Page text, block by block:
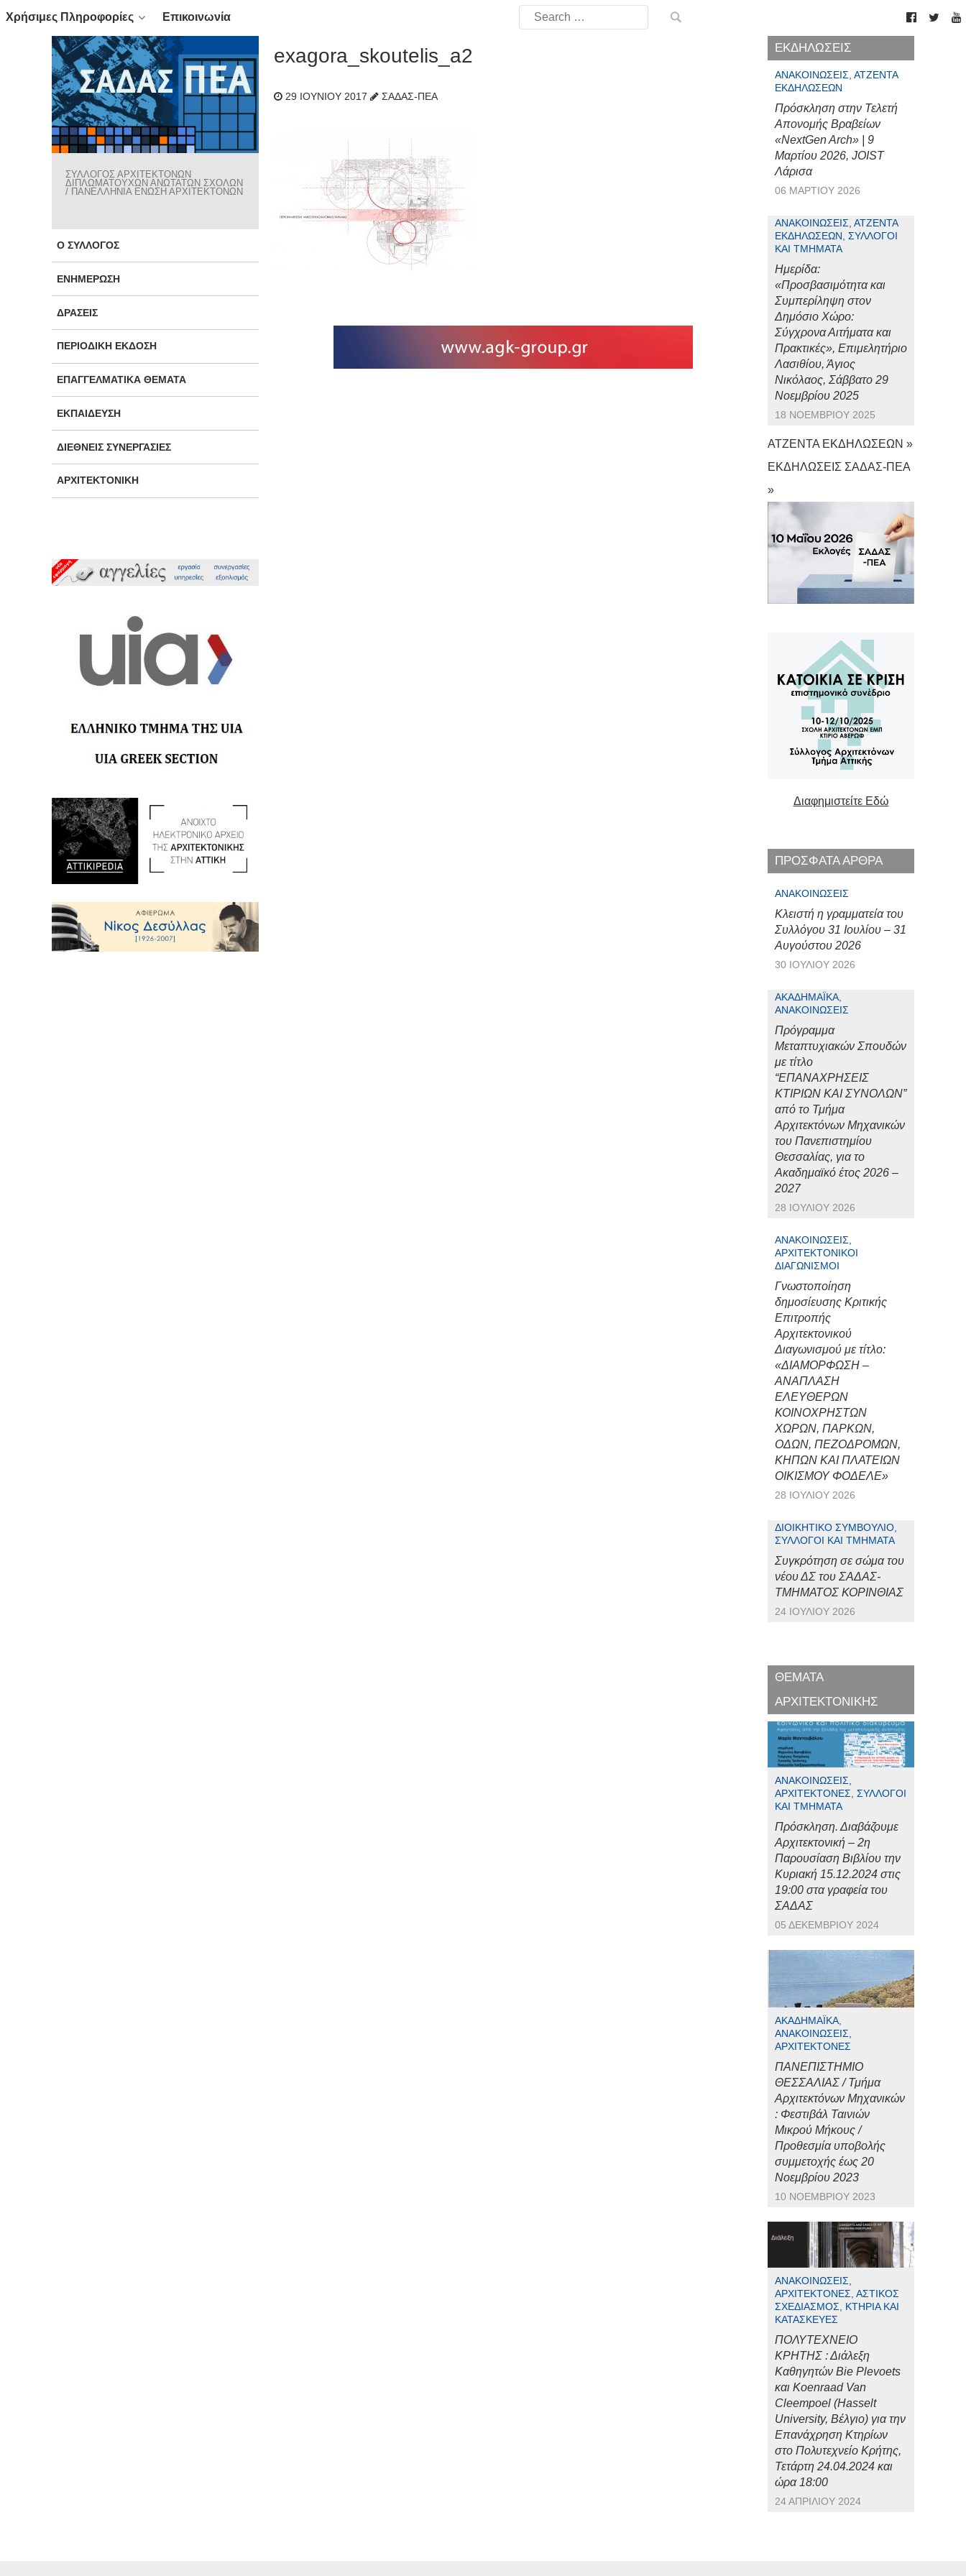
Χρήσιμες Πληροφορίες Επικοινωνία
Search
for:
ΣΥΛΛΟΓΟΣ ΑΡΧΙΤΕΚΤΟΝΩΝ
ΔΙΠΛΩΜΑΤΟΥΧΩΝ ΑΝΩΤΑΤΩΝ ΣΧΟΛΩΝ
/ ΠΑΝΕΛΛΗΝΙΑ ΕΝΩΣΗ ΑΡΧΙΤΕΚΤΟΝΩΝ
Ο ΣΎΛΛΟΓΟΣ
ΕΝΗΜΈΡΩΣΗ
ΔΡΆΣΕΙΣ
ΠΕΡΙΟΔΙΚΉ ΈΚΔΟΣΗ
ΕΠΑΓΓΕΛΜΑΤΙΚΆ ΘΈΜΑΤΑ
ΕΚΠΑΊΔΕΥΣΗ
ΔΙΕΘΝΕΊΣ ΣΥΝΕΡΓΑΣΊΕΣ
ΑΡΧΙΤΕΚΤΟΝΙΚΉ
exagora_skoutelis_a2
29 ΙΟΥΝΊΟΥ 2017 ΣΑΔΑΣ-ΠΕΑ
ΕΚΔΗΛΩΣΕΙΣ
ΑΝΑΚΟΙΝΏΣΕΙΣ, ΑΤΖΈΝΤΑ
ΕΚΔΗΛΏΣΕΩΝ
Πρόσκληση στην Τελετή
Απονομής Βραβείων
«NextGen Arch» | 9
Μαρτίου 2026, JOIST
Λάρισα
06 ΜΑΡΤΊΟΥ 2026
ΑΝΑΚΟΙΝΏΣΕΙΣ, ΑΤΖΈΝΤΑ
ΕΚΔΗΛΏΣΕΩΝ, ΣΎΛΛΟΓΟΙ
ΚΑΙ ΤΜΉΜΑΤΑ
Ημερίδα:
«Προσβασιμότητα και
Συμπερίληψη στον
Δημόσιο Χώρο:
Σύγχρονα Αιτήματα και
Πρακτικές», Επιμελητήριο
Λασιθίου, Άγιος
Νικόλαος, Σάββατο 29
Νοεμβρίου 2025
18 ΝΟΕΜΒΡΊΟΥ 2025
ΑΤΖΕΝΤΑ ΕΚΔΗΛΩΣΕΩΝ »
ΕΚΔΗΛΩΣΕΙΣ ΣΑΔΑΣ-ΠΕΑ
»
Διαφημιστείτε Εδώ
ΠΡΟΣΦΑΤΑ ΑΡΘΡΑ
ΑΝΑΚΟΙΝΏΣΕΙΣ
Κλειστή η γραμματεία του
Συλλόγου 31 Ιουλίου – 31
Αυγούστου 2026
30 ΙΟΥΛΊΟΥ 2026
ΑΚΑΔΗΜΑΪΚΆ,
ΑΝΑΚΟΙΝΏΣΕΙΣ
Πρόγραμμα
Μεταπτυχιακών Σπουδών
με τίτλο
“ΕΠΑΝΑΧΡΗΣΕΙΣ
ΚΤΙΡΙΩΝ ΚΑΙ ΣΥΝΟΛΩΝ”
από το Τμήμα
Αρχιτεκτόνων Μηχανικών
του Πανεπιστημίου
Θεσσαλίας, για το
Ακαδημαϊκό έτος 2026 –
2027
28 ΙΟΥΛΊΟΥ 2026
ΑΝΑΚΟΙΝΏΣΕΙΣ,
ΑΡΧΙΤΕΚΤΟΝΙΚΟΊ
ΔΙΑΓΩΝΙΣΜΟΊ
Γνωστοποίηση
δημοσίευσης Κριτικής
Επιτροπής
Αρχιτεκτονικού
Διαγωνισμού με τίτλο:
«ΔΙΑΜΟΡΦΩΣΗ –
ΑΝΑΠΛΑΣΗ
ΕΛΕΥΘΕΡΩΝ
ΚΟΙΝΟΧΡΗΣΤΩΝ
ΧΩΡΩΝ, ΠΑΡΚΩΝ,
ΟΔΩΝ, ΠΕΖΟΔΡΟΜΩΝ,
ΚΗΠΩΝ ΚΑΙ ΠΛΑΤΕΙΩΝ
ΟΙΚΙΣΜΟΥ ΦΟΔΕΛΕ»
28 ΙΟΥΛΊΟΥ 2026
ΔΙΟΙΚΗΤΙΚΌ ΣΥΜΒΟΎΛΙΟ,
ΣΎΛΛΟΓΟΙ ΚΑΙ ΤΜΉΜΑΤΑ
Συγκρότηση σε σώμα του
νέου ΔΣ του ΣΑΔΑΣ-
ΤΜΗΜΑΤΟΣ ΚΟΡΙΝΘΙΑΣ
24 ΙΟΥΛΊΟΥ 2026
ΘΕΜΑΤΑ
ΑΡΧΙΤΕΚΤΟΝΙΚΗΣ
ΑΝΑΚΟΙΝΏΣΕΙΣ,
ΑΡΧΙΤΈΚΤΟΝΕΣ, ΣΎΛΛΟΓΟΙ
ΚΑΙ ΤΜΉΜΑΤΑ
Πρόσκληση. Διαβάζουμε
Αρχιτεκτονική – 2η
Παρουσίαση Βιβλίου την
Κυριακή 15.12.2024 στις
19:00 στα γραφεία του
ΣΑΔΑΣ
05 ΔΕΚΕΜΒΡΊΟΥ 2024
ΑΚΑΔΗΜΑΪΚΆ,
ΑΝΑΚΟΙΝΏΣΕΙΣ,
ΑΡΧΙΤΈΚΤΟΝΕΣ
ΠΑΝΕΠΙΣΤΗΜΙΟ
ΘΕΣΣΑΛΙΑΣ / Τμήμα
Αρχιτεκτόνων Μηχανικών
: Φεστιβάλ Ταινιών
Μικρού Μήκους /
Προθεσμία υποβολής
συμμετοχής έως 20
Νοεμβρίου 2023
10 ΝΟΕΜΒΡΊΟΥ 2023
ΑΝΑΚΟΙΝΏΣΕΙΣ,
ΑΡΧΙΤΈΚΤΟΝΕΣ, ΑΣΤΙΚΌΣ
ΣΧΕΔΙΑΣΜΌΣ, ΚΤΉΡΙΑ ΚΑΙ
ΚΑΤΑΣΚΕΥΈΣ
ΠΟΛΥΤΕΧΝΕΙΟ
ΚΡΗΤΗΣ : Διάλεξη
Καθηγητών Bie Plevoets
και Koenraad Van
Cleempoel (Hasselt
University, Βέλγιο) για την
Επανάχρηση Κτηρίων
στο Πολυτεχνείο Κρήτης,
Τετάρτη 24.04.2024 και
ώρα 18:00
24 ΑΠΡΙΛΊΟΥ 2024